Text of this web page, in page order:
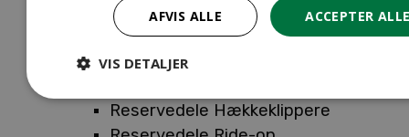
Reservedele Løvblæsere
Reservedele Motorsave
Reservedele Plæneklippere
Reservedele Hækkeklippere
ACCEPTER
AFVIS ALLE
VIS DETALJER